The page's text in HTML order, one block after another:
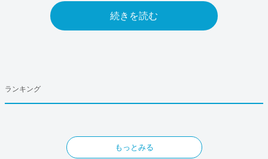
続きを読む
ランキング
もっとみる